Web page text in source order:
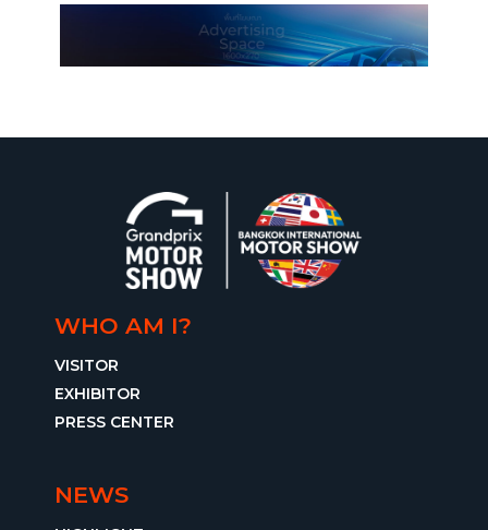
WHO AM I?
VISITOR
EXHIBITOR
PRESS CENTER
NEWS